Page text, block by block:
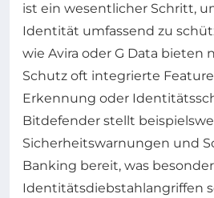
ist ein wesentlicher Schritt,
Identität umfassend zu
wie Avira oder G Data bieten
Schutz oft integrierte
Erkennung oder
Bitdefender stellt
Sicherheitswarnungen und
Banking bereit, was
Identitätsdiebstahlangriffen